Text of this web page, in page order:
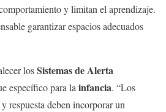
y limitan el aprendizaje.
garantizar espacios adecuados
losSistemas de Alerta
específico para lainfancia. “Los
respuesta deben incorporar un